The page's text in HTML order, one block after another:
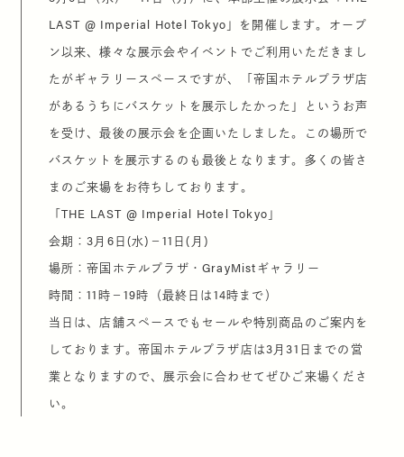
LAST @ Imperial Hotel Tokyo」を開催します。オープ
ン以来、様々な展示会やイベントでご利用いただきまし
たがギャラリースペースですが、「帝国ホテルプラザ店
があるうちにバスケットを展示したかった」
というお声
を受け、最後の展示会を企画いたしました。
この場所で
バスケットを展示するのも最後となります。 多くの皆さ
まのご来場をお待ちしております。
「THE LAST @ Imperial Hotel Tokyo」
会期：3月6日(水)－11日(月)
場所：帝国ホテルプラザ・GrayMistギャラリー
時間：11時－19時（最終日は14時まで）
当日は、 店舗スペースでもセールや特別商品のご案内を
しております。帝国ホテルプラザ店は3月31日までの営
業となりますので、 展示会に合わせてぜひご来場くださ
い。